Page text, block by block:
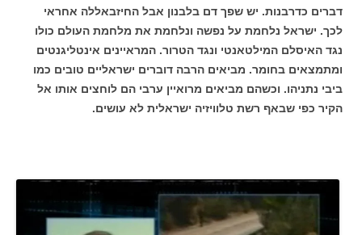
דברים כדרבנות. יש שפך דם בלבנון אבל החיזבאללה אחראי
לכך. ישראל נלחמת על נפשה ונלחמת את מלחמת העולם כולו
נגד האיסלם המילטאנטי ונגד הטרור. המראיינים אינטליגנטים
ומתמצאים בחומר. מביאים הרבה דוברים ישראליים טובים כמו
ביבי נתניהו. וכשהם מביאים מרואיין ערבי הם לוחצים אותו אל
הקיר כפי שבאף רשת טלוויזיה ישראלית לא עושים.